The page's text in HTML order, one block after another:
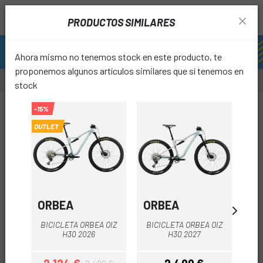
PRODUCTOS SIMILARES
Ahora mismo no tenemos stock en este producto, te
proponemos algunos artículos similares que sí tenemos en
stock
-15%
OUTLET
ORBEA
BICICLETA ORBEA OIZ
H30 2026
ORBEA
BICICLETA ORBEA OIZ
H30 2027